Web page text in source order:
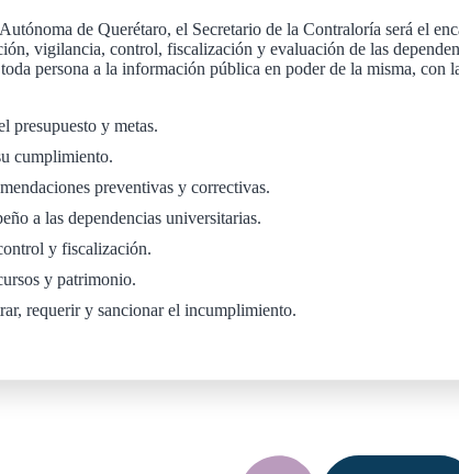
de Querétaro, el Secretario de la Contraloría será el
vigilancia, control, fiscalización y evaluación de las
persona a la información pública en poder de la misma, con
presupuesto y metas.
cumplimiento.
preventivas y correctivas.
a las dependencias universitarias.
y fiscalización.
y patrimonio.
requerir y sancionar el incumplimiento.